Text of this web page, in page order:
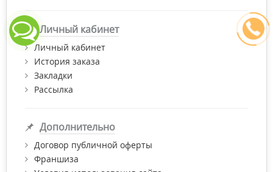
В каких формах бывает витамин К?
Личный кабинет
Личный кабинет
История заказа
Закладки
Рассылка
Дополнительно
Договор публичной оферты
Франшиза